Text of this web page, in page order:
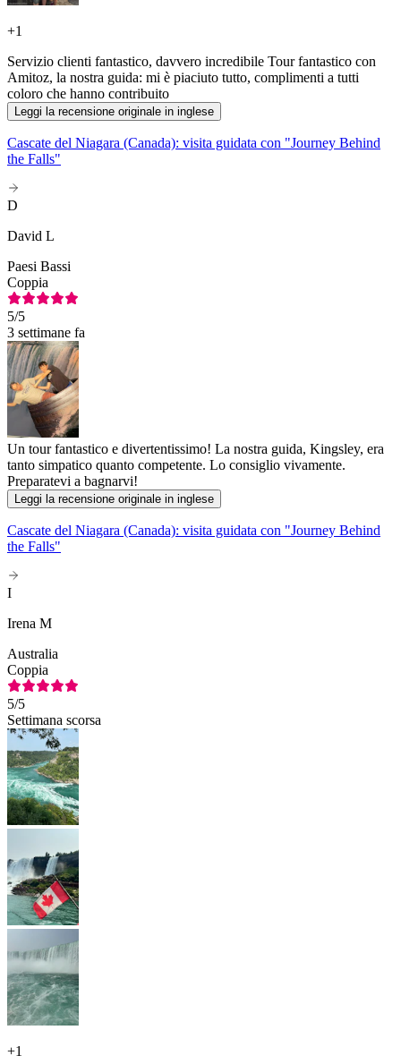
+1
Servizio clienti fantastico, davvero incredibile Tour fantastico con
Amitoz, la nostra guida: mi è piaciuto tutto, complimenti a tutti
coloro che hanno contribuito
Leggi la recensione originale in inglese
Cascate del Niagara (Canada): visita guidata con "Journey Behind
the Falls"
D
David L
Paesi Bassi
Coppia
5/5
3 settimane fa
Un tour fantastico e divertentissimo! La nostra guida, Kingsley, era
tanto simpatico quanto competente. Lo consiglio vivamente.
Preparatevi a bagnarvi!
Leggi la recensione originale in inglese
Cascate del Niagara (Canada): visita guidata con "Journey Behind
the Falls"
I
Irena M
Australia
Coppia
5/5
Settimana scorsa
+1